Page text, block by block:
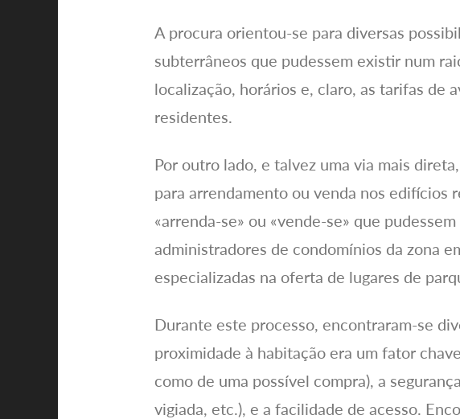
A procura orientou-se para diversas
subterrâneos que pudessem existir num
localização, horários e, claro, as tarifas de
residentes.
Por outro lado, e talvez uma via mais
para arrendamento ou venda nos edifícios
«arrenda-se» ou «vende-se» que
administradores de condomínios da zona
especializadas na oferta de lugares de
Durante este processo, encontraram-se
proximidade à habitação era um fator
como de uma possível compra), a
vigiada, etc.), e a facilidade de acesso.